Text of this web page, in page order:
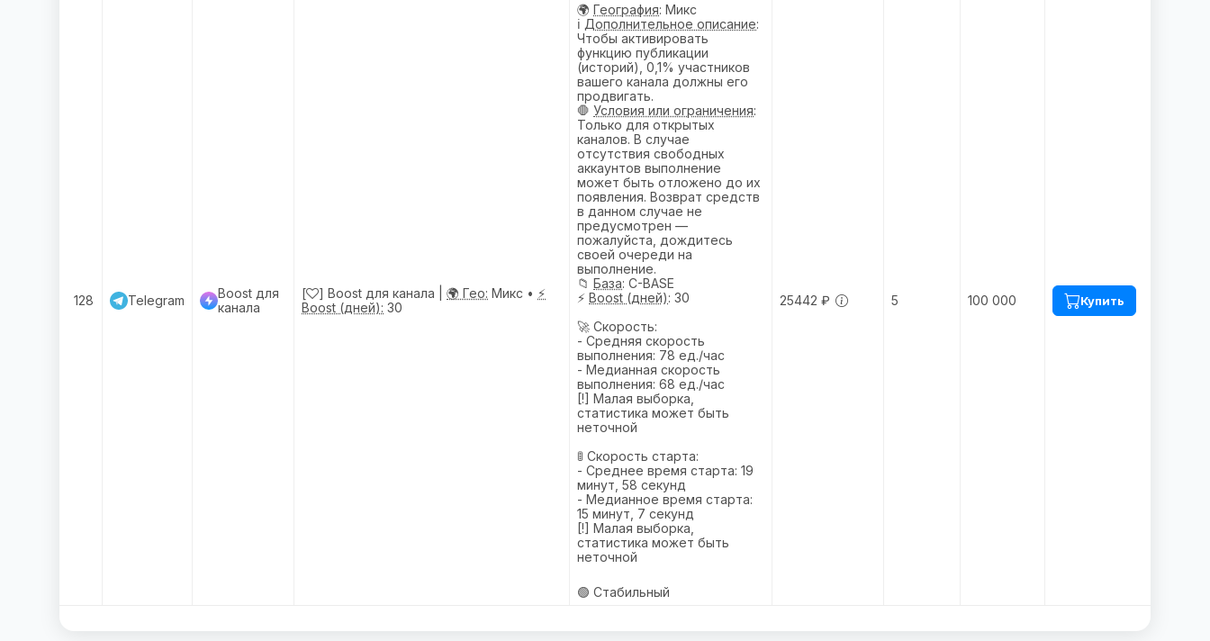
128 Telegram
Boost для
канала
[ ] Boost для канала | 🌍 Гео: Микс • ⚡
Boost (дней): 30
🌍 География: Микс
ℹ️ Дополнительное описание:
Чтобы активировать
функцию публикации
(историй), 0,1% участников
вашего канала должны его
продвигать.
🛑 Условия или ограничения:
Только для открытых
каналов. В случае
отсутствия свободных
аккаунтов выполнение
может быть отложено до их
появления. Возврат средств
в данном случае не
предусмотрен —
пожалуйста, дождитесь
своей очереди на
выполнение.
📁 База: C-BASE
⚡ Boost (дней): 30
🚀 Скорость:
- Средняя скорость
выполнения: 78 ед./час
- Медианная скорость
выполнения: 68 ед./час
[!] Малая выборка,
статистика может быть
неточной
🚦 Скорость старта:
- Среднее время старта: 19
минут, 58 секунд
- Медианное время старта:
15 минут, 7 секунд
[!] Малая выборка,
статистика может быть
неточной
🟢 Стабильный
25442 ₽ 5 100 000 Купить